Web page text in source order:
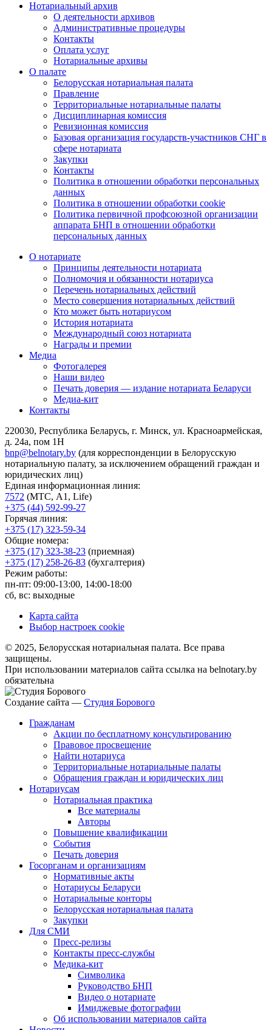
Нотариальный архив
О деятельности архивов
Административные процедуры
Контакты
Оплата услуг
Нотариальные архивы
О палате
Белорусская нотариальная палата
Правление
Территориальные нотариальные палаты
Дисциплинарная комиссия
Ревизионная комиссия
Базовая организация государств-участников СНГ в
сфере нотариата
Закупки
Контакты
Политика в отношении обработки персональных
данных
Политика в отношении обработки cookie
Политика первичной профсоюзной организации
аппарата БНП в отношении обработки
персональных данных
О нотариате
Принципы деятельности нотариата
Полномочия и обязанности нотариуса
Перечень нотариальных действий
Место совершения нотариальных действий
Кто может быть нотариусом
История нотариата
Международный союз нотариата
Награды и премии
Медиа
Фотогалерея
Наши видео
Печать доверия — издание нотариата Беларуси
Медиа-кит
Контакты
220030, Республика Беларусь, г. Минск, ул. Красноармейская,
д. 24а, пом 1Н
bnp@belnotary.by (для корреспонденции в Белорусскую
нотариальную палату, за исключением обращений граждан и
юридических лиц)
Единая информационная линия:
7572 (МТС, A1, Life)
+375 (44) 592-99-27
Горячая линия:
+375 (17) 323-59-34
Общие номера:
+375 (17) 323-38-23 (приемная)
+375 (17) 258-26-83 (бухгалтерия)
Режим работы:
пн-пт: 09:00-13:00, 14:00-18:00
сб, вс: выходные
Карта сайта
Выбор настроек cookie
© 2025, Белорусская нотариальная палата. Все права
защищены.
При использовании материалов сайта ссылка на belnotary.by
обязательна
Создание сайта — Студия Борового
Гражданам
Акции по бесплатному консультированию
Правовое просвещение
Найти нотариуса
Территориальные нотариальные палаты
Обращения граждан и юридических лиц
Нотариусам
Нотариальная практика
Все материалы
Авторы
Повышение квалификации
События
Печать доверия
Госорганам и организациям
Нормативные акты
Нотариусы Беларуси
Нотариальные конторы
Белорусская нотариальная палата
Закупки
Для СМИ
Пресс-релизы
Контакты пресс-службы
Медика-кит
Символика
Руководство БНП
Видео о нотариате
Имиджевые фотографии
Об использовании материалов сайта